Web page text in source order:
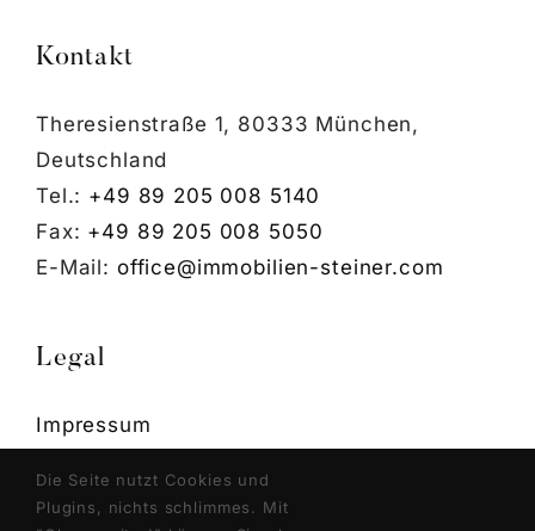
Kontakt
Theresienstraße 1, 80333 München,
Deutschland
Tel.: +49 89 205 008 5140
Fax: +49 89 205 008 5050
E-Mail: office@immobilien-steiner.com
Legal
Impressum
Cookie Einstellungen
Die Seite nutzt Cookies und
Plugins, nichts schlimmes. Mit